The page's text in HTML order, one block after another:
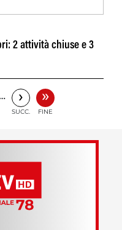
2 attività chiuse e 3
›
SUCC.
»
FINE